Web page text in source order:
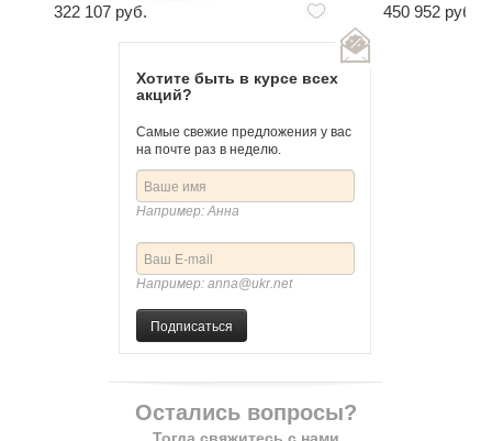
322 107 руб. 450 952 руб.
Хотите быть в курсе всех
акций?
Самые свежие предложения у вас
на почте раз в неделю.
Например: Анна
Например: anna@ukr.net
Подписаться
Остались вопросы?